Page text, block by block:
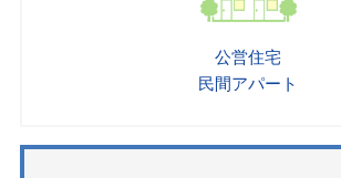
公営住宅
民間アパート